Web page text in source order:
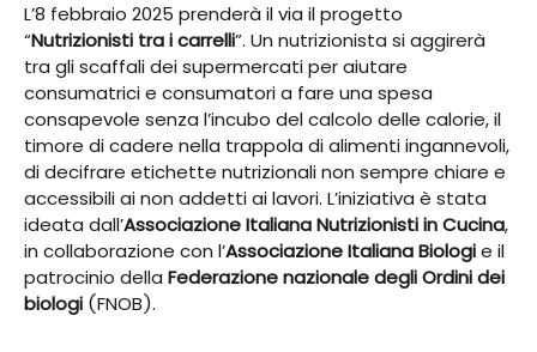
L’8 febbraio 2025 prenderà il via il progetto
“Nutrizionisti tra i carrelli”. Un nutrizionista si aggirerà
tra gli scaffali dei supermercati per aiutare
consumatrici e consumatori a fare una spesa
consapevole senza l’incubo del calcolo delle calorie, il
timore di cadere nella trappola di alimenti ingannevoli,
di decifrare etichette nutrizionali non sempre chiare e
accessibili ai non addetti ai lavori. L’iniziativa è stata
ideata dall’Associazione Italiana Nutrizionisti in Cucina,
in collaborazione con l’Associazione Italiana Biologie il
patrocinio della Federazione nazionale degli Ordini dei
biologi (FNOB).